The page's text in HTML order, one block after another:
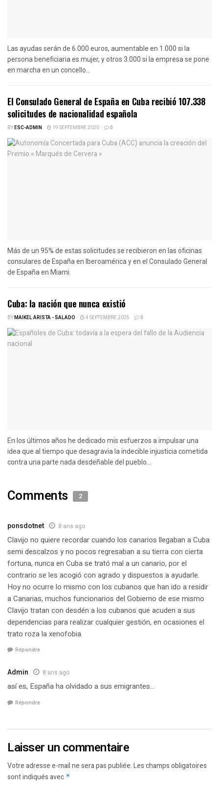
Las ayudas serán de 6.000 euros, aumentable en 1.000 si la
persona beneficiaria es mujer, y otros 3.000 si la empresa se pone
en marcha en un concello...
El Consulado General de España en Cuba recibió 107.338
solicitudes de nacionalidad española
BYESC-ADMIN 19 SEPTEMBRE 2025 0
Más de un 95% de estas solicitudes se recibieron en las oficinas
consulares de España en Iberoamérica y en el Consulado General
de España en Miami.
Cuba: la nación que nunca existió
BYMAIKEL ARISTA - SALADO 4 SEPTEMBRE 2025 0
En los últimos años he dedicado mis esfuerzos a impulsar una
idea que al tiempo que desagravia la indecible injusticia cometida
contra una parte nada desdeñable del pueblo...
Comments 2
ponsdotnet 8 ans ago
Clavijo no quiere recordar cuando los canarios llegaban a Cuba
semi descalzos y no pocos regresaban a su tierra con cierta
fortuna, nunca en Cuba se trató mal a un canario, por el
contrario se les acogió con agrado y dispuestos a ayudarle.
Hoy no ocurre lo mismo con los cubanos que han ido a residir
a Canarias, muchos funcionarios del Gobierno de ese mismo
Clavijo tratan con desdén a los cubanos que acuden a sus
dependencias para realizar cualquier gestión, en ocasiones el
trato roza la xenofobia.
Répondre
Admin 8 ans ago
así es, España ha olvidado a sus emigrantes…
Répondre
Laisser un commentaire
Votre adresse e-mail ne sera pas publiée.Les champs obligatoires
sont indiqués avec *